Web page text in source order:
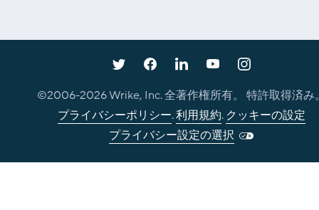
©2006-2026Wrike, Inc. 全著作権所有。 特許取得済み
プライバシーポリシー.利用規約. クッキーの設定
プライバシー設定の選択